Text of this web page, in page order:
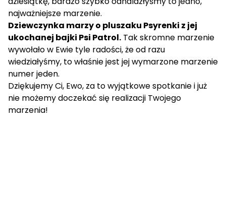
najważniejsze marzenie.
Dziewczynka marzy o pluszaku Psyrenki z jej
ukochanej bajki Psi Patrol. Tak skromne marzenie
wywołało w Ewie tyle radości, że od razu
wiedziałyśmy, to właśnie jest jej wymarzone marzenie
numer jeden.
Dziękujemy Ci, Ewo, za to wyjątkowe spotkanie i już
nie możemy doczekać się realizacji Twojego
marzenia!